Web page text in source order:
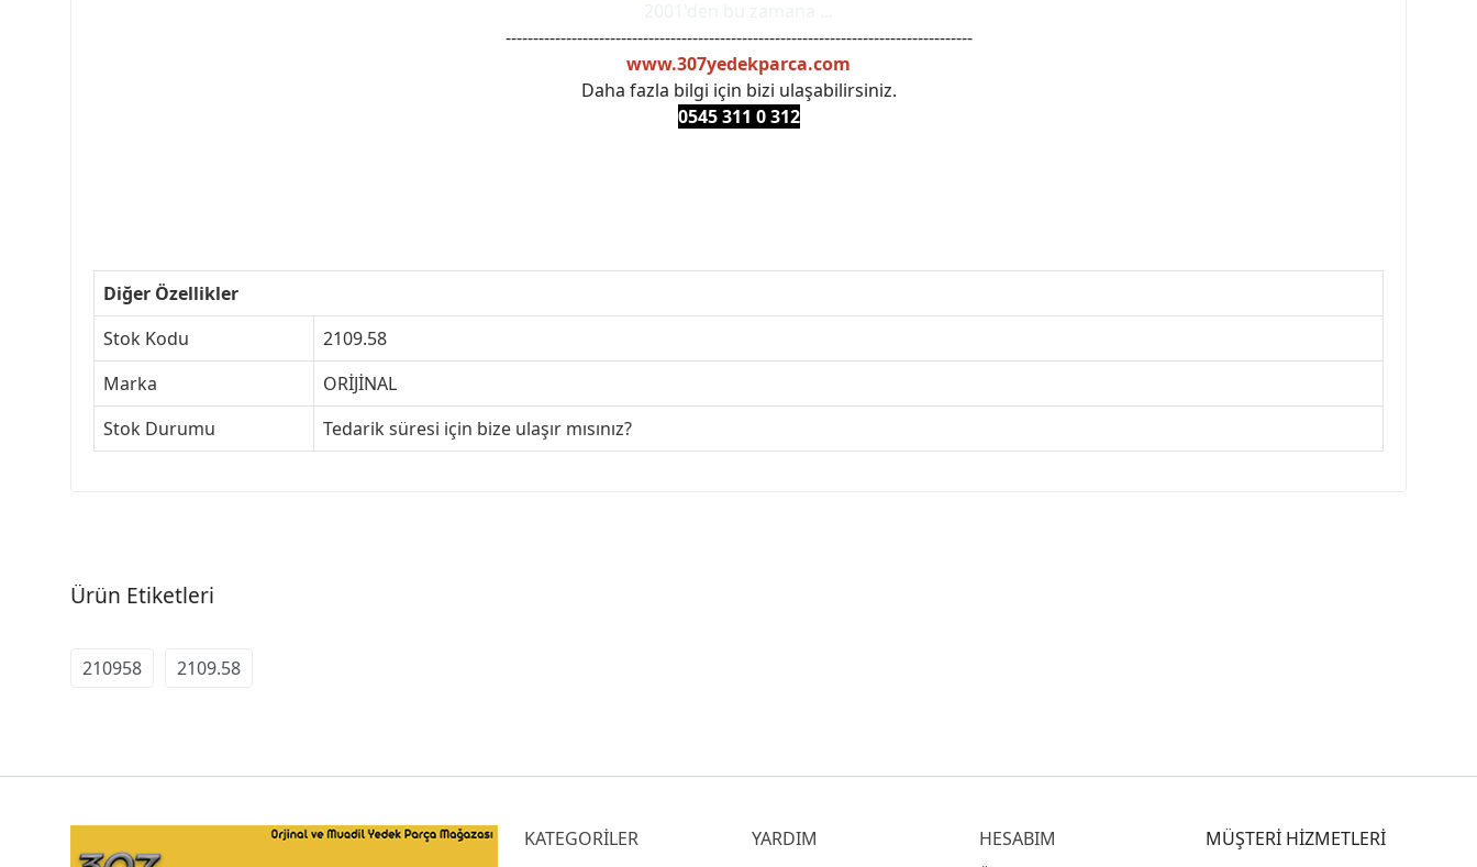
-------------------------------------------------------------------------------------
www.307yedekparca.com
Daha fazla bilgi için bizi ulaşabilirsiniz.
0545 311 0 312
Diğer Özellikler
Stok Kodu
2109.58
Marka
ORİJİNAL
Stok Durumu
Tedarik süresi için bize ulaşır mısınız?
Ürün Etiketleri
210958 2109.58
KATEGORİLER YARDIM HESABIM MÜŞTERİ HİZMETLERİ